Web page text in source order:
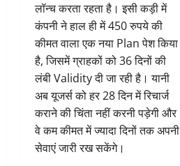
लॉन्च करता रहता है। इसी कड़ी में
कंपनी ने हाल ही में 450 रुपये की
कीमत वाला एक नया Plan पेश किया
है, जिसमें ग्राहकों को 36 दिनों की
लंबी Validity दी जा रही है। यानी
अब यूजर्स को हर 28 दिन में रिचार्ज
कराने की चिंता नहीं करनी पड़ेगी और
वे कम कीमत में ज्यादा दिनों तक अपनी
सेवाएं जारी रख सकेंगे।